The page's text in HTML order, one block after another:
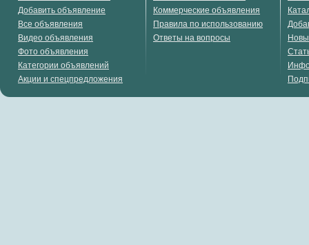
Добавить объявление
Все объявления
Видео объявления
Фото объявления
Категории объявлений
Акции и спецпредложения
Коммерческие объявления
Правила по использованию
Ответы на вопросы